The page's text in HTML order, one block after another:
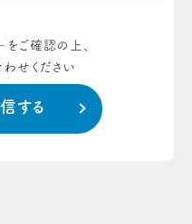
をご確認の上、
せください